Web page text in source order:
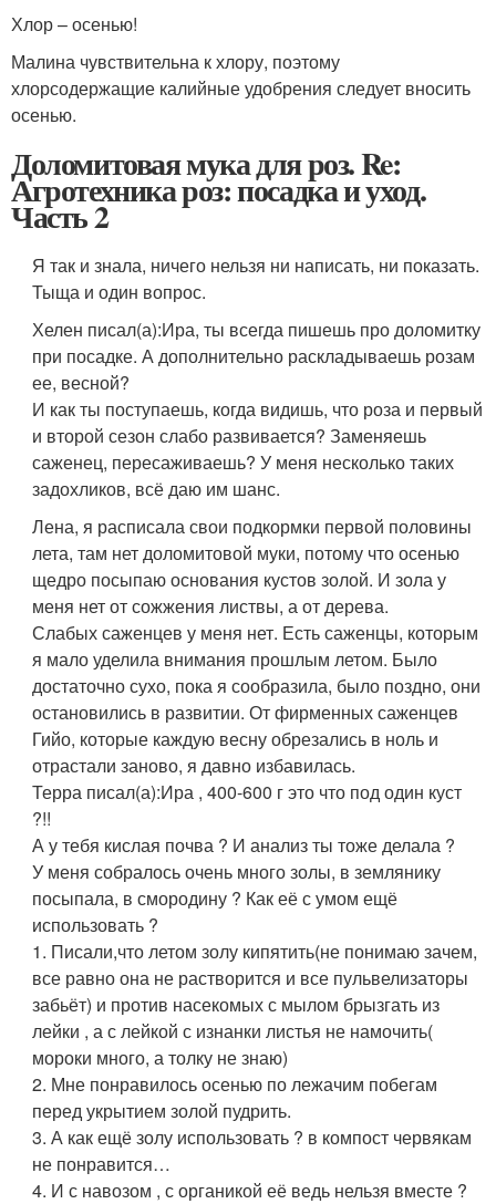
Хлор – осенью!
Малина чувствительна к хлору, поэтому
хлорсодержащие калийные удобрения следует вносить
осенью.
Доломитовая мука для роз. Re:
Агротехника роз: посадка и уход.
Часть 2
Я так и знала, ничего нельзя ни написать, ни показать.
Тыща и один вопрос.
Хелен писал(а):Ира, ты всегда пишешь про доломитку
при посадке. А дополнительно раскладываешь розам
ее, весной?
И как ты поступаешь, когда видишь, что роза и первый
и второй сезон слабо развивается? Заменяешь
саженец, пересаживаешь? У меня несколько таких
задохликов, всё даю им шанс.
Лена, я расписала свои подкормки первой половины
лета, там нет доломитовой муки, потому что осенью
щедро посыпаю основания кустов золой. И зола у
меня нет от сожжения листвы, а от дерева.
Слабых саженцев у меня нет. Есть саженцы, которым
я мало уделила внимания прошлым летом. Было
достаточно сухо, пока я сообразила, было поздно, они
остановились в развитии. От фирменных саженцев
Гийо, которые каждую весну обрезались в ноль и
отрастали заново, я давно избавилась.
Терра писал(а):Ира , 400-600 г это что под один куст
?!!
А у тебя кислая почва ? И анализ ты тоже делала ?
У меня собралось очень много золы, в землянику
посыпала, в смородину ? Как её с умом ещё
использовать ?
1. Писали,что летом золу кипятить(не понимаю зачем,
все равно она не растворится и все пульвелизаторы
забьёт) и против насекомых с мылом брызгать из
лейки , а с лейкой с изнанки листья не намочить(
мороки много, а толку не знаю)
2. Мне понравилось осенью по лежачим побегам
перед укрытием золой пудрить.
3. А как ещё золу использовать ? в компост червякам
не понравится…
4. И с навозом , с органикой её ведь нельзя вместе ?